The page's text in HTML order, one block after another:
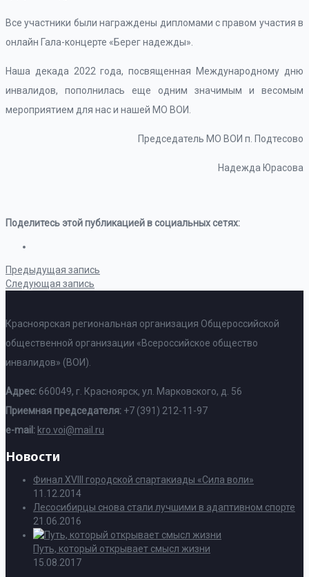
Все участники были награждены дипломами с правом участия в
онлайн Гала-концерте «Берег надежды».
Наша декада 2022 года, посвященная Международному дню
инвалидов, пополнилась еще одним значимым и весомым
мероприятием для нас и нашей МО ВОИ.
Председатель МО ВОИ п. Подтесово
Надежда Юрасова
Поделитесь этой публикацией в социальных сетях:
Предыдущая запись
Следующая запись
Красноярская региональная организация Общероссийской
общественной организации «Всероссийское общество
инвалидов» (ВОИ).
Адрес: 660049, г. Красноярск, ул. Марковского, д. 56
Приемная председателя: +7 (391) 212-11-97
e-mail: kro.voi@mail.ru
Новости
Финал XVIII городской спартакиады «Сила воли»
11.12.2014
Лесосибирцы снова стали лучшими в адаптивном спорте
21.06.2016
Путь, который открывает смысл жизни
15.08.2017